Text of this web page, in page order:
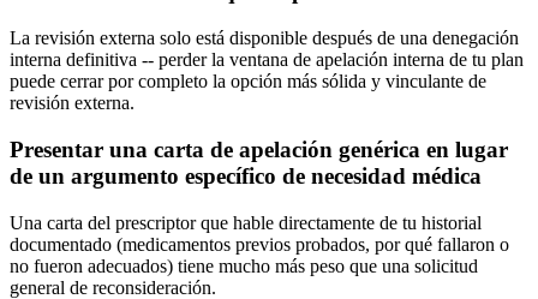
La revisión externa solo está disponible después de una denegación
interna definitiva -- perder la ventana de apelación interna de tu plan
puede cerrar por completo la opción más sólida y vinculante de
revisión externa.
Presentar una carta de apelación genérica en lugar
de un argumento específico de necesidad médica
Una carta del prescriptor que hable directamente de tu historial
documentado (medicamentos previos probados, por qué fallaron o
no fueron adecuados) tiene mucho más peso que una solicitud
general de reconsideración.